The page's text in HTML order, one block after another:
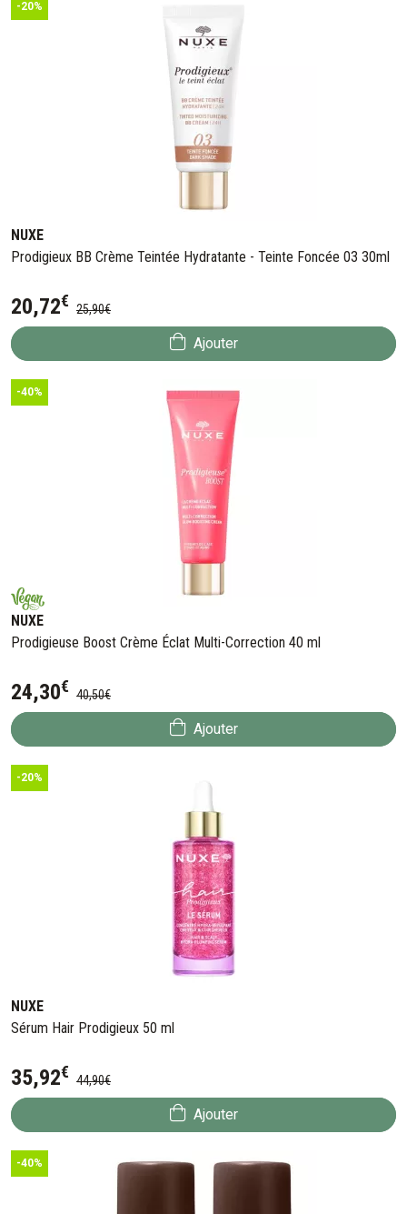
-20%
NUXE
Prodigieux BB Crème Teintée Hydratante - Teinte Foncée 03 30ml
20,72€ 25,90€
Ajouter
-40%
NUXE
Prodigieuse Boost Crème Éclat Multi-Correction 40 ml
24,30€ 40,50€
Ajouter
-20%
NUXE
Sérum Hair Prodigieux 50 ml
35,92€ 44,90€
Ajouter
-40%